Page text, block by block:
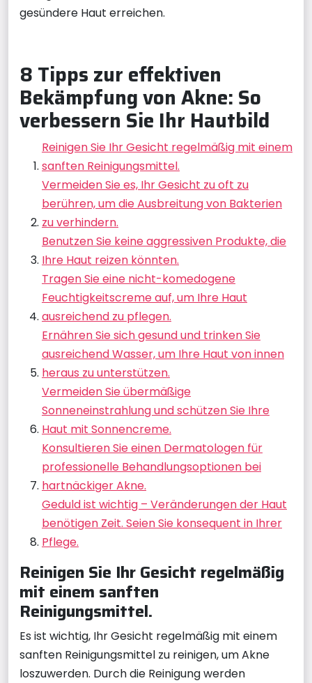
gesündere Haut erreichen.
8 Tipps zur effektiven
Bekämpfung von Akne: So
verbessern Sie Ihr Hautbild
Reinigen Sie Ihr Gesicht regelmäßig mit einem
sanften Reinigungsmittel.
Vermeiden Sie es, Ihr Gesicht zu oft zu
berühren, um die Ausbreitung von Bakterien
zu verhindern.
Benutzen Sie keine aggressiven Produkte, die
Ihre Haut reizen könnten.
Tragen Sie eine nicht-komedogene
Feuchtigkeitscreme auf, um Ihre Haut
ausreichend zu pflegen.
Ernähren Sie sich gesund und trinken Sie
ausreichend Wasser, um Ihre Haut von innen
heraus zu unterstützen.
Vermeiden Sie übermäßige
Sonneneinstrahlung und schützen Sie Ihre
Haut mit Sonnencreme.
Konsultieren Sie einen Dermatologen für
professionelle Behandlungsoptionen bei
hartnäckiger Akne.
Geduld ist wichtig – Veränderungen der Haut
benötigen Zeit. Seien Sie konsequent in Ihrer
Pflege.
Reinigen Sie Ihr Gesicht regelmäßig
mit einem sanften
Reinigungsmittel.
Es ist wichtig, Ihr Gesicht regelmäßig mit einem
sanften Reinigungsmittel zu reinigen, um Akne
loszuwerden. Durch die Reinigung werden